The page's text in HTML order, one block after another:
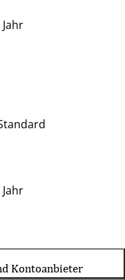
Kontoanbieter